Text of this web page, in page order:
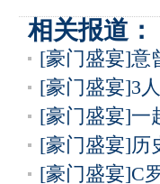
相关报道：
[豪门盛宴]意
[豪门盛宴]3
[豪门盛宴]一
[豪门盛宴]历
[豪门盛宴]C